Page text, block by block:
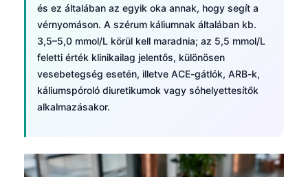
és ez általában az egyik oka annak, hogy segít a
vérnyomáson. A szérum káliumnak általában kb.
3,5–5,0 mmol/L körül kell maradnia; az 5,5 mmol/L
feletti érték klinikailag jelentős, különösen
vesebetegség esetén, illetve ACE-gátlók, ARB-k,
káliumspóroló diuretikumok vagy sóhelyettesítők
alkalmazásakor.